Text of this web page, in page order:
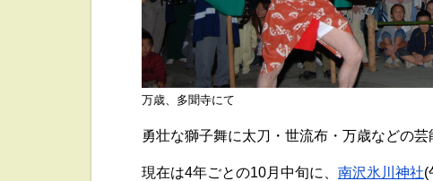
万歳、多聞寺にて
勇壮な獅子舞に太刀・世流布・万歳などの芸
現在は4年ごとの10月中旬に、 南沢氷川神社(